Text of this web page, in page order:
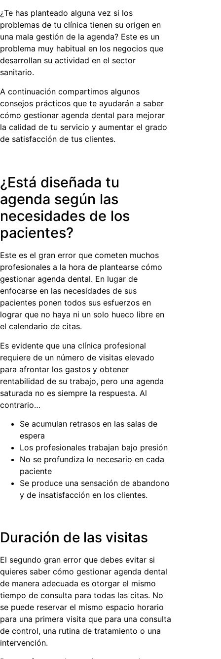
¿Te has planteado alguna vez si los
problemas de tu clínica tienen su origen en
una mala gestión de la agenda? Este es un
problema muy habitual en los negocios que
desarrollan su actividad en el sector
sanitario.
A continuación compartimos algunos
consejos prácticos que te ayudarán a saber
cómo gestionar agenda dental para mejorar
la calidad de tu servicio y aumentar el grado
de satisfacción de tus clientes.
¿Está diseñada tu
agenda según las
necesidades de los
pacientes?
Este es el gran error que cometen muchos
profesionales a la hora de plantearse cómo
gestionar agenda dental. En lugar de
enfocarse en las necesidades de sus
pacientes ponen todos sus esfuerzos en
lograr que no haya ni un solo hueco libre en
el calendario de citas.
Es evidente que una clínica profesional
requiere de un número de visitas elevado
para afrontar los gastos y obtener
rentabilidad de su trabajo, pero una agenda
saturada no es siempre la respuesta. Al
contrario…
Se acumulan retrasos en las salas de
espera
Los profesionales trabajan bajo presión
No se profundiza lo necesario en cada
paciente
Se produce una sensación de abandono
y de insatisfacción en los clientes.
Duración de las visitas
El segundo gran error que debes evitar si
quieres saber cómo gestionar agenda dental
de manera adecuada es otorgar el mismo
tiempo de consulta para todas las citas. No
se puede reservar el mismo espacio horario
para una primera visita que para una consulta
de control, una rutina de tratamiento o una
intervención.